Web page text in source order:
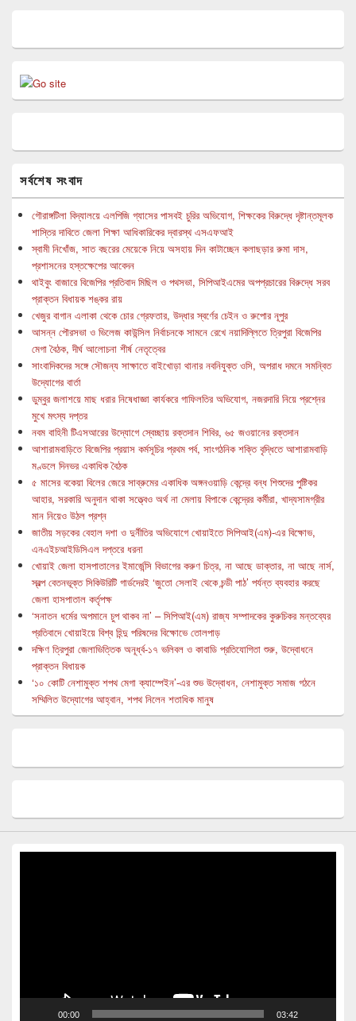
সর্বশেষ সংবাদ
গৌরাঙ্গটিলা বিদ্যালয়ে এলপিজি গ্যাসের পাসবই চুরির অভিযোগ, শিক্ষকের বিরুদ্ধে দৃষ্টান্তমূলক
শাস্তির দাবিতে জেলা শিক্ষা আধিকারিকের দ্বারস্থ এসএফআই
স্বামী নিখোঁজ, সাত বছরের মেয়েকে নিয়ে অসহায় দিন কাটাচ্ছেন কলাছড়ার রুমা দাস,
প্রশাসনের হস্তক্ষেপের আবেদন
থাইবুং বাজারে বিজেপির প্রতিবাদ মিছিল ও পথসভা, সিপিআইএমের অপপ্রচারের বিরুদ্ধে সরব
প্রাক্তন বিধায়ক শঙ্কর রায়
খেজুর বাগান এলাকা থেকে চোর গ্রেফতার, উদ্ধার স্বর্ণের চেইন ও রুপোর নূপুর
আসন্ন পৌরসভা ও ভিলেজ কাউন্সিল নির্বাচনকে সামনে রেখে নয়াদিল্লিতে ত্রিপুরা বিজেপির
মেগা বৈঠক, দীর্ঘ আলোচনা শীর্ষ নেতৃত্বের
সাংবাদিকদের সঙ্গে সৌজন্য সাক্ষাতে বাইখোড়া থানার নবনিযুক্ত ওসি, অপরাধ দমনে সমন্বিত
উদ্যোগের বার্তা
ডুম্বুর জলাশয়ে মাছ ধরার নিষেধাজ্ঞা কার্যকরে গাফিলতির অভিযোগ, নজরদারি নিয়ে প্রশ্নের
মুখে মৎস্য দপ্তর
নবম বাহিনী টিএসআরের উদ্যোগে স্বেচ্ছায় রক্তদান শিবির, ৬৫ জওয়ানের রক্তদান
আশারামবাড়িতে বিজেপির প্রয়াস কর্মসূচির প্রথম পর্ব, সাংগঠনিক শক্তি বৃদ্ধিতে আশারামবাড়ি
মণ্ডলে দিনভর একাধিক বৈঠক
৫ মাসের বকেয়া বিলের জেরে সাব্রুমের একাধিক অঙ্গনওয়াড়ি কেন্দ্রে বন্ধ শিশুদের পুষ্টিকর
আহার, সরকারি অনুদান থাকা সত্ত্বেও অর্থ না মেলায় বিপাকে কেন্দ্রের কর্মীরা, খাদ্যসামগ্রীর
মান নিয়েও উঠল প্রশ্ন
জাতীয় সড়কের বেহাল দশা ও দুর্নীতির অভিযোগে খোয়াইতে সিপিআই(এম)-এর বিক্ষোভ,
এনএইচআইডিসিএল দপ্তরে ধরনা
খোয়াই জেলা হাসপাতালের ইমার্জেন্সি বিভাগের করুণ চিত্র, না আছে ডাক্তার, না আছে নার্স,
স্বল্প বেতনভূক্ত সিকিউরিটি গার্ডদেরই ‘জুতো সেলাই থেকে চন্ডী পাঠ’ পর্যন্ত ব্যবহার করছে
জেলা হাসপাতাল কর্তৃপক্ষ
‘সনাতন ধর্মের অপমানে চুপ থাকব না’ – সিপিআই(এম) রাজ্য সম্পাদকের কুরুচিকর মন্তব্যের
প্রতিবাদে খোয়াইয়ে বিশ্ব হিন্দু পরিষদের বিক্ষোভে তোলপাড়
দক্ষিণ ত্রিপুরা জেলাভিত্তিক অনূর্ধ্ব-১৭ ভলিবল ও কাবাডি প্রতিযোগিতা শুরু, উদ্বোধনে
প্রাক্তন বিধায়ক
‘১০ কোটি নেশামুক্ত শপথ মেগা ক্যাম্পেইন’-এর শুভ উদ্বোধন, নেশামুক্ত সমাজ গঠনে
সম্মিলিত উদ্যোগের আহ্বান, শপথ নিলেন শতাধিক মানুষ
00:00 03:42